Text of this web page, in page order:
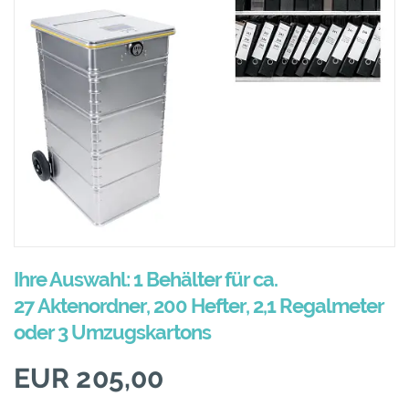
Ihre Auswahl: 1 Behälter für ca.
27 Aktenordner, 200 Hefter, 2,1 Regalmeter
oder 3 Umzugskartons
EUR 205,00